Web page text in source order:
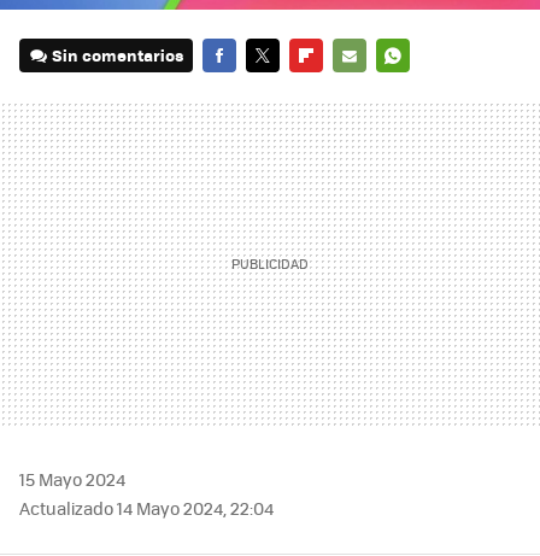
Sin comentarios
MAIL
15 Mayo 2024
Actualizado 14 Mayo 2024, 22:04